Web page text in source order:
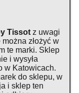
Tissot z uwagi
złożyć w
te marki. Sklep
i wysyła
w Katowicach.
do sklepu, w
i sklep ten